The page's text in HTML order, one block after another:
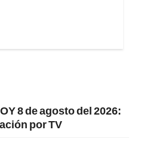
8 de agosto del 2026:
por TV